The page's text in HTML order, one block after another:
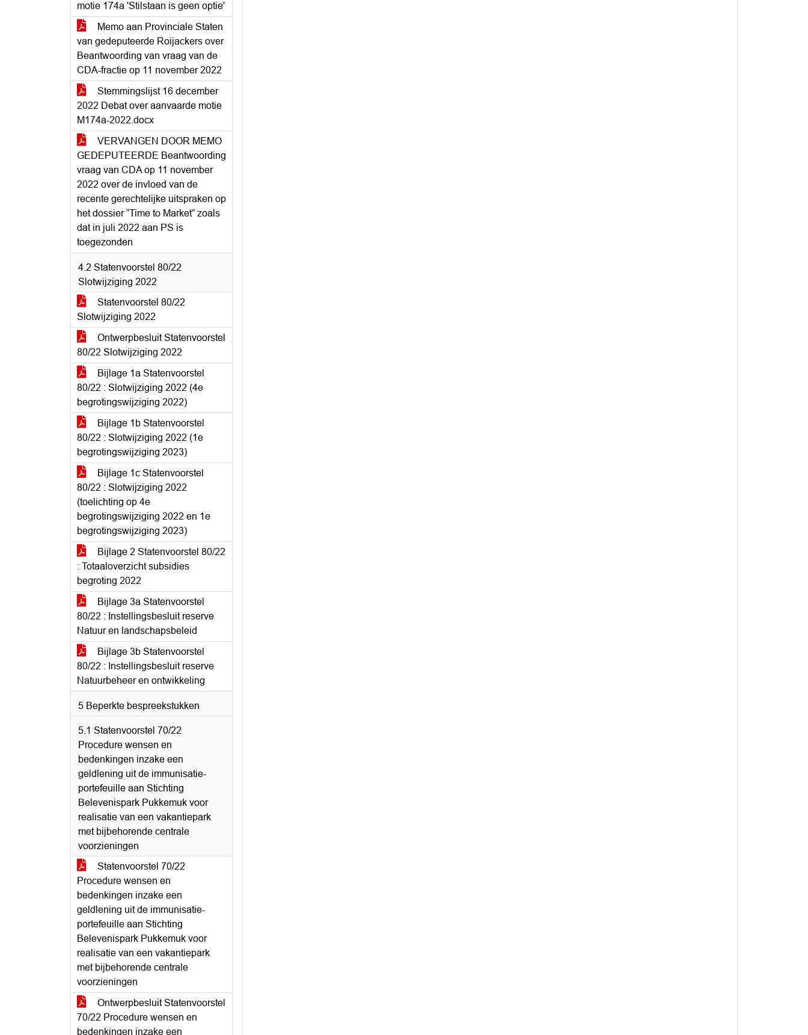
motie 174a 'Stilstaan is geen optie'
Memo aan Provinciale Staten
van gedeputeerde Roijackers over
Beantwoording van vraag van de
CDA-fractie op 11 november 2022
Stemmingslijst 16 december
2022 Debat over aanvaarde motie
M174a-2022.docx
VERVANGEN DOOR MEMO
GEDEPUTEERDE Beantwoording
vraag van CDA op 11 november
2022 over de invloed van de
recente gerechtelijke uitspraken op
het dossier “Time to Market” zoals
dat in juli 2022 aan PS is
toegezonden
4.2 Statenvoorstel 80/22
Slotwijziging 2022
Statenvoorstel 80/22
Slotwijziging 2022
Ontwerpbesluit Statenvoorstel
80/22 Slotwijziging 2022
Bijlage 1a Statenvoorstel
80/22 : Slotwijziging 2022 (4e
begrotingswijziging 2022)
Bijlage 1b Statenvoorstel
80/22 : Slotwijziging 2022 (1e
begrotingswijziging 2023)
Bijlage 1c Statenvoorstel
80/22 : Slotwijziging 2022
(toelichting op 4e
begrotingswijziging 2022 en 1e
begrotingswijziging 2023)
Bijlage 2 Statenvoorstel 80/22
: Totaaloverzicht subsidies
begroting 2022
Bijlage 3a Statenvoorstel
80/22 : Instellingsbesluit reserve
Natuur en landschapsbeleid
Bijlage 3b Statenvoorstel
80/22 : Instellingsbesluit reserve
Natuurbeheer en ontwikkeling
5 Beperkte bespreekstukken
5.1 Statenvoorstel 70/22
Procedure wensen en
bedenkingen inzake een
geldlening uit de immunisatie-
portefeuille aan Stichting
Belevenispark Pukkemuk voor
realisatie van een vakantiepark
met bijbehorende centrale
voorzieningen
Statenvoorstel 70/22
Procedure wensen en
bedenkingen inzake een
geldlening uit de immunisatie-
portefeuille aan Stichting
Belevenispark Pukkemuk voor
realisatie van een vakantiepark
met bijbehorende centrale
voorzieningen
Ontwerpbesluit Statenvoorstel
70/22 Procedure wensen en
bedenkingen inzake een